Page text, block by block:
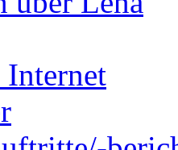
Internet